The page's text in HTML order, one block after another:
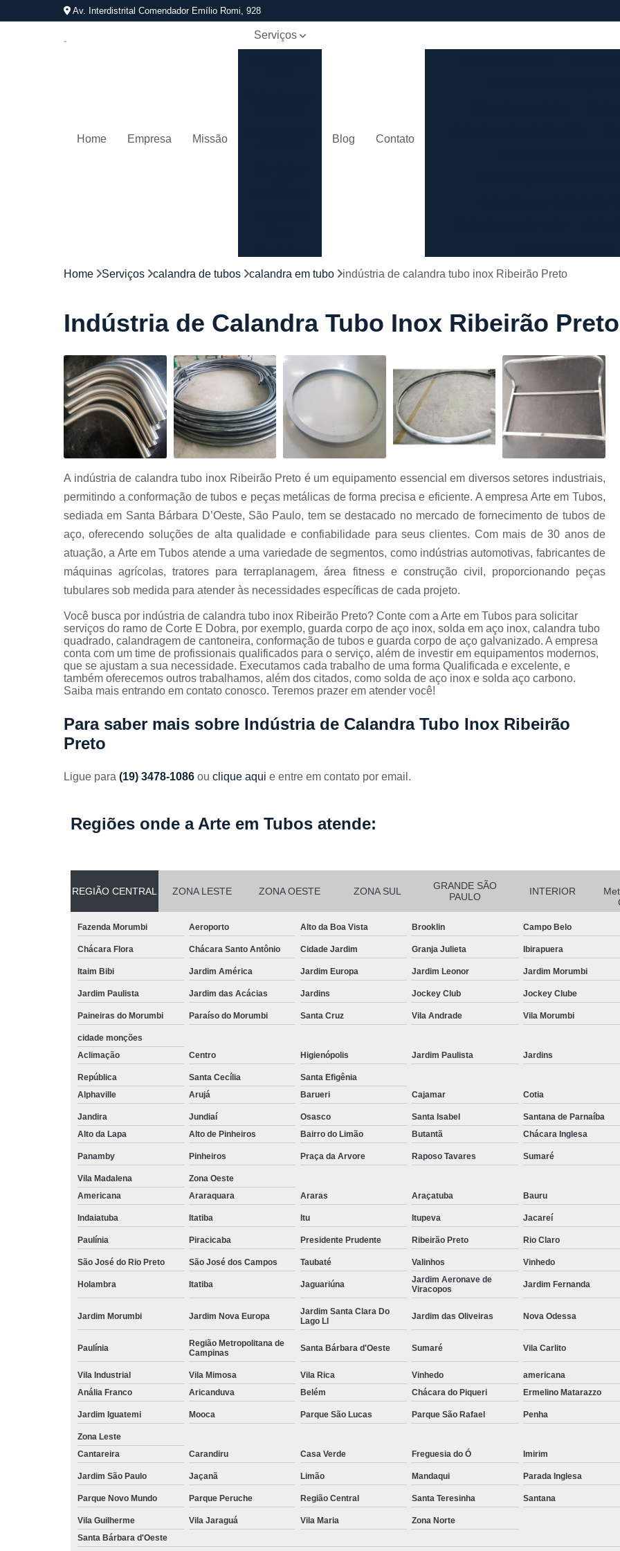
Av. Interdistrital Comendador Emílio Romi, 928
Home Empresa Missão
Serviços
Cortes a
Cortes de
chapa
Curvamento
de tubo
Dobra de
chapas
tubo
Empresas de
corte
Guarda
corpos
carbono
Guarda
Guarda
corpos
galvanizados
Guarda
corpos inox
dobra
Soldas em
Blog Contato
Calandragem Tubo em
Conformação com Tubo Tipo
Conformação em
Conformação para
Conformação Tubo de Metal
Corrimão Aço Tipo
Corrimão de
Corrimão de Aço Galvanizado
Corrimão em
Corrimão em Tubo de Aço
Corrimão Galvanizado com
Corrimão
Corrimão de Ferro
Corrimão Escada Interna Ferro
Corrimão Ferro de Escada
Corrimão Ferro para Escada
Corrimão com Ferro Tipo
Corrimão Escada Interna
Corrimão Inox para Escada
Corrimão Inox Quadrado
Corte a Laser Chapa Aço
Corte a Laser em Chapa
Corte a Laser Oxigênio
Corte e Dobra de Chapa a Laser
Corte a Laser em Chapa de
Corte Chapa a Laser
Corte de Chapa a Laser
Corte
Corte de Chapa Inox a Laser
Curvamento de Tubos
Curvamento de Tubos a
Curvamento de Tubos de Aço
Curvamento de Tubos
Curvamento de Tubos Industrial
Dobra Chapa de Alumínio
Dobra de Chapa de Ferro
Dobradeira de Chapa
Dobra de
Dobra de Tubo Redondo
Dobra Tubo com Maçarico
Dobra Tubo Quadrado
Empresa Corte a Laser
Empresa de Corte a Laser Chapa
Home Serviços calandra de tubos calandra em tubo indústria de calandra tubo inox Ribeirão Preto
Indústria de Calandra Tubo Inox Ribeirão Preto
A indústria de calandra tubo inox Ribeirão Preto é um equipamento essencial em diversos setores industriais,
permitindo a conformação de tubos e peças metálicas de forma precisa e eficiente. A empresa Arte em Tubos,
sediada em Santa Bárbara D’Oeste, São Paulo, tem se destacado no mercado de fornecimento de tubos de
aço, oferecendo soluções de alta qualidade e confiabilidade para seus clientes. Com mais de 30 anos de
atuação, a Arte em Tubos atende a uma variedade de segmentos, como indústrias automotivas, fabricantes de
máquinas agrícolas, tratores para terraplanagem, área fitness e construção civil, proporcionando peças
tubulares sob medida para atender às necessidades específicas de cada projeto.
Você busca por indústria de calandra tubo inox Ribeirão Preto? Conte com a Arte em Tubos para solicitar
serviços do ramo de Corte E Dobra, por exemplo, guarda corpo de aço inox, solda em aço inox, calandra tubo
quadrado, calandragem de cantoneira, conformação de tubos e guarda corpo de aço galvanizado. A empresa
conta com um time de profissionais qualificados para o serviço, além de investir em equipamentos modernos,
que se ajustam a sua necessidade. Executamos cada trabalho de uma forma Qualificada e excelente, e
também oferecemos outros trabalhamos, além dos citados, como solda de aço inox e solda aço carbono.
Saiba mais entrando em contato conosco. Teremos prazer em atender você!
Para saber mais sobre Indústria de Calandra Tubo Inox Ribeirão
Preto
Ligue para (19) 3478-1086 ou clique aqui e entre em contato por email.
Regiões onde a Arte em Tubos atende:
REGIÃO CENTRAL ZONA LESTE ZONA OESTE ZONA SUL
GRANDE SÃO
PAULO
INTERIOR
Fazenda Morumbi Aeroporto Alto da Boa Vista Brooklin Campo Belo
Chácara Flora Chácara Santo Antônio Cidade Jardim Granja Julieta Ibirapuera
Itaim Bibi Jardim América Jardim Europa Jardim Leonor Jardim Morumbi
Jardim Paulista Jardim das Acácias Jardins Jockey Club Jockey Clube
Paineiras do Morumbi Paraíso do Morumbi Santa Cruz Vila Andrade Vila Morumbi
cidade monções
Aclimação
Centro Higienópolis Jardim Paulista Jardins
República Santa Cecília
Santa Efigênia
Alphaville
Arujá Barueri Cajamar Cotia
Jandira Jundiaí Osasco Santa Isabel Santana de Parnaíba
Alto da Lapa
Alto de Pinheiros Bairro do Limão Butantã Chácara Inglesa
Panamby Pinheiros Praça da Arvore Raposo Tavares Sumaré
Vila Madalena
Zona Oeste
Americana
Araraquara Araras Araçatuba Bauru
Indaiatuba Itatiba Itu Itupeva Jacareí
Paulínia Piracicaba Presidente Prudente Ribeirão Preto Rio Claro
São José do Rio Preto São José dos Campos Taubaté Valinhos Vinhedo
Holambra Itatiba Jaguariúna
Jardim Aeronave de
Viracopos
Jardim Fernanda
Jardim Morumbi Jardim Nova Europa
Jardim Santa Clara Do
Lago Ll
Jardim das Oliveiras Nova Odessa
Paulínia
Região Metropolitana de
Campinas
Santa Bárbara d'Oeste Sumaré Vila Carlito
Vila Industrial Vila Mimosa Vila Rica Vinhedo
americana
Anália Franco
Aricanduva Belém Chácara do Piqueri Ermelino Matarazzo
Jardim Iguatemi Mooca Parque São Lucas Parque São Rafael Penha
Zona Leste
Cantareira
Carandiru Casa Verde Freguesia do Ó Imirim
Jardim São Paulo Jaçanã Limão Mandaqui Parada Inglesa
Parque Novo Mundo Parque Peruche Região Central Santa Teresinha Santana
Vila Guilherme Vila Jaraguá Vila Maria
Zona Norte
Santa Bárbara d'Oeste